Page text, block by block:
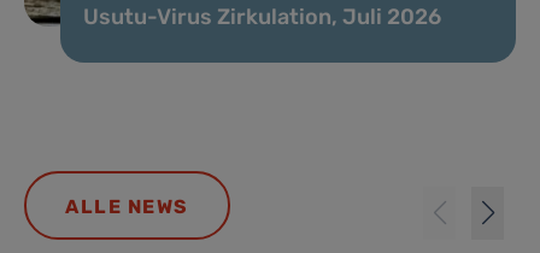
Usutu-Virus Zirkulation, Juli 2026
ALLE NEWS